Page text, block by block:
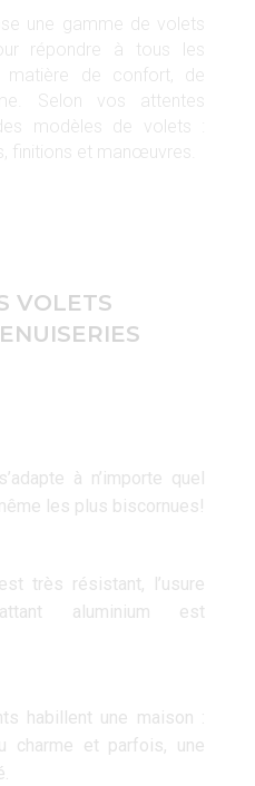
une gamme de volets
répondre à tous les
matière de confort, de
Selon vos attentes
modèles de volets :
finitions et manœuvres.
VOLETS
à n’importe quel
les plus biscornues!
très résistant, l’usure
aluminium est
habillent une maison :
charme et parfois, une